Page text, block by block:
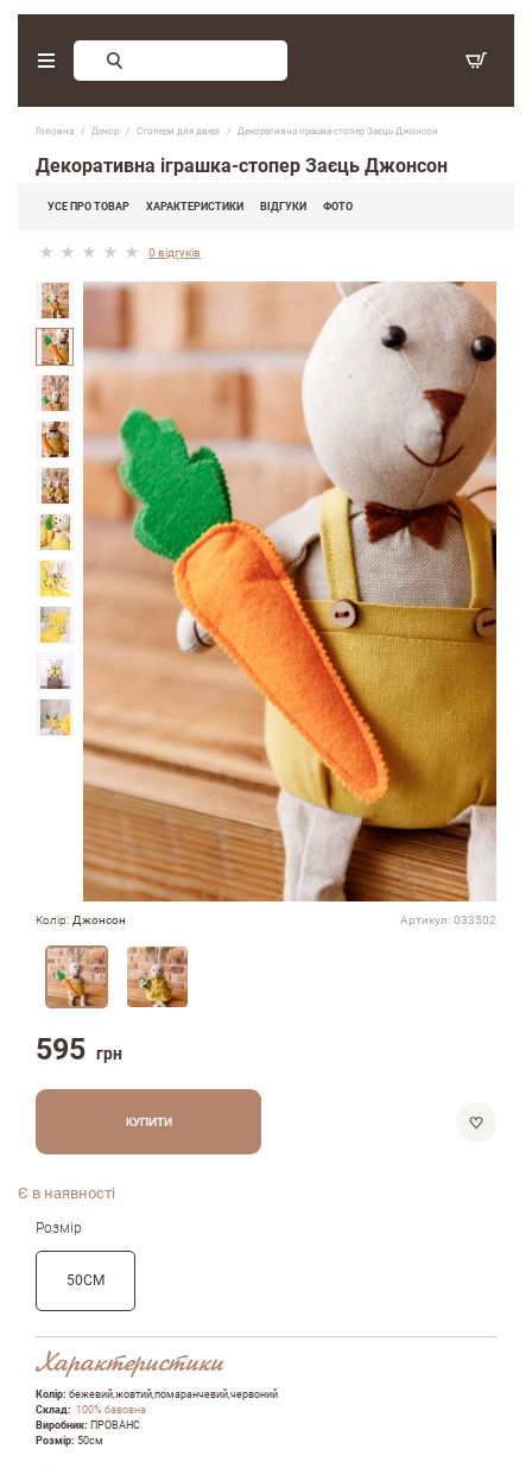
Головна Декор Стопери для дверi Декоративна іграшка-стопер Заєць Джонсон
Декоративна іграшка-стопер Заєць Джонсон
УСЕ ПРО ТОВАР ХАРАКТЕРИСТИКИ ВІДГУКИ ФОТО
0 відгуків
Колір: Джонсон Артикул: 033502
595 грн
КУПИТИ
Є в наявності
Розмір
50СМ
Характеристики
Колір: бежевий,жовтий,помаранчевий,червоний
Склад: 100% бавовна
Виробник: ПРОВАНС
Розмір: 50см
Замовлення зворотнього дзвінку
(097) 416-90-33
(066) 339-07-15